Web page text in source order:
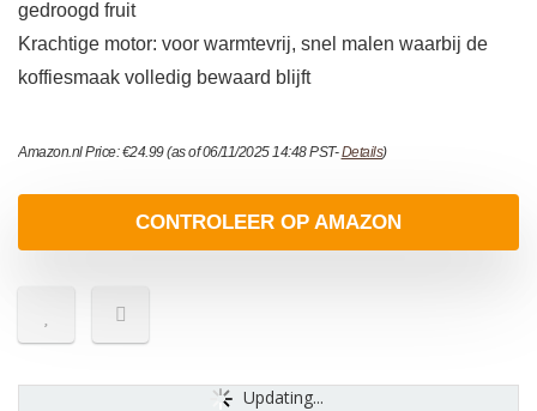
gedroogd fruit
Krachtige motor: voor warmtevrij, snel malen waarbij de
koffiesmaak volledig bewaard blijft
Amazon.nl Price:€24.99(as of 06/11/2025 14:48 PST-Details)
CONTROLEER OP AMAZON
Updating...